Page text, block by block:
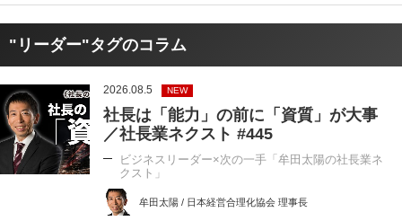
"リーダー"タグのコラム
2026.08.5 NEW
社長は「能力」の前に「資質」が大事
／社長業ネクスト #445
ビジネスリーダー×次の一手「牟田太陽の社長業ネ
クスト」
牟田太陽 / 日本経営合理化協会 理事長